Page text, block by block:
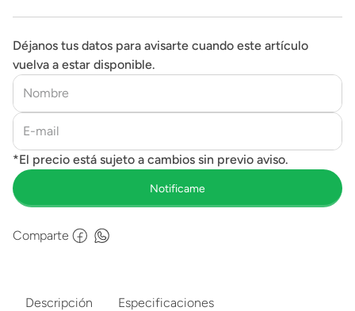
Déjanos tus datos para avisarte cuando este artículo
vuelva a estar disponible.
Comparte
Descripción Especificaciones